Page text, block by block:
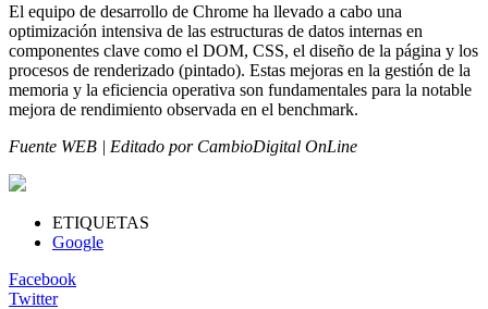
El equipo de desarrollo de Chrome ha llevado a cabo una
optimización intensiva de las estructuras de datos internas en
componentes clave como el DOM, CSS, el diseño de la página y los
procesos de renderizado (pintado). Estas mejoras en la gestión de la
memoria y la eficiencia operativa son fundamentales para la notable
mejora de rendimiento observada en el benchmark.
Fuente WEB | Editado por CambioDigital OnLine
ETIQUETAS
Google
Facebook
Twitter